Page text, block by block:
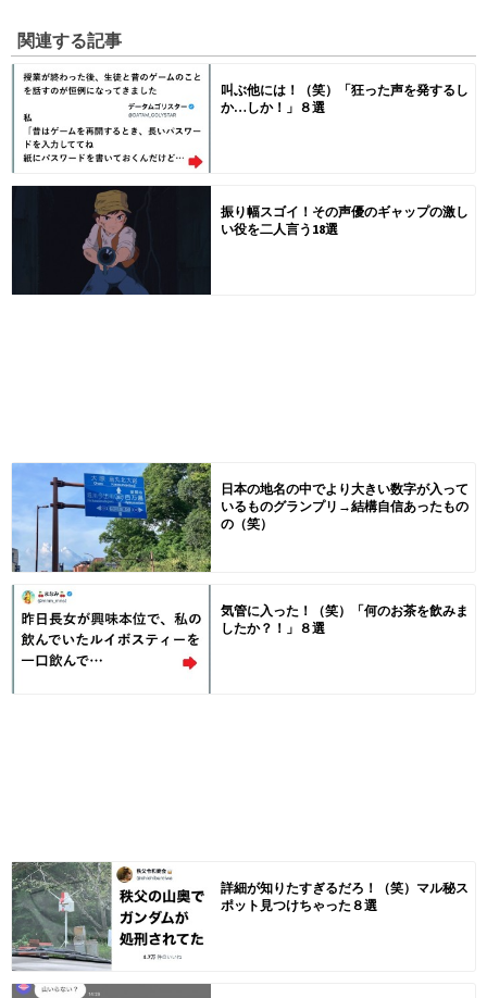
関連する記事
叫ぶ他には！（笑）「狂った声を発するし
か…しか！」８選
振り幅スゴイ！その声優のギャップの激し
い役を二人言う18選
日本の地名の中でより大きい数字が入って
いるものグランプリ→結構自信あったもの
の（笑）
気管に入った！（笑）「何のお茶を飲みま
したか？！」８選
詳細が知りたすぎるだろ！（笑）マル秘ス
ポット見つけちゃった８選